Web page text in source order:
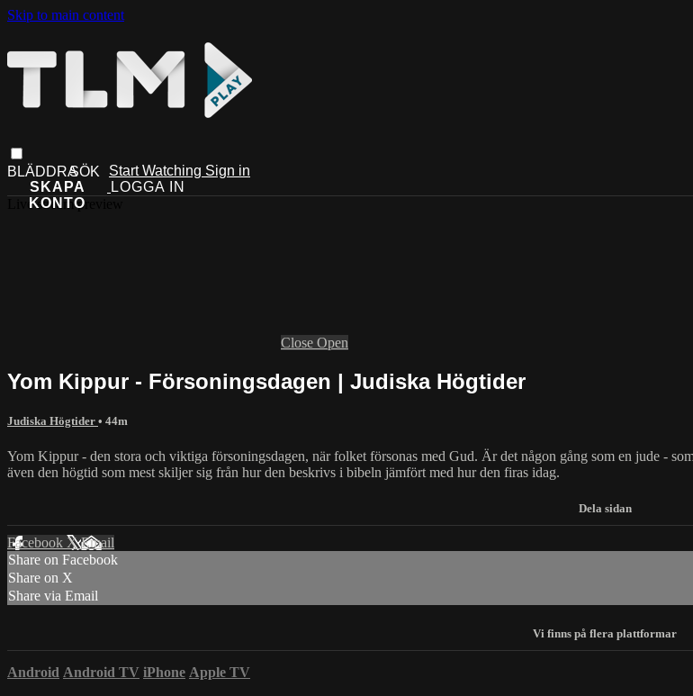
Skip to main content
Start Watching Sign in
Live stream preview
Close Open
Yom Kippur - Försoningsdagen | Judiska Högtider
Judiska Högtider • 44m
Yom Kippur - den stora och viktiga försoningsdagen, när folket försonas med Gud. Är det någon gång som en jude -
även den högtid som mest skiljer sig från hur den beskrivs i bibeln jämfört med hur den firas idag.
Facebook XEmail
Share on Facebook
Share on X
Share via Email
Android Android TV iPhone Apple TV